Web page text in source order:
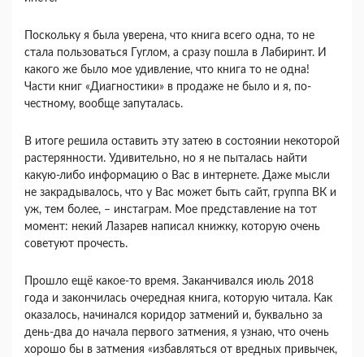
Поскольку я была уверена, что книга всего одна, то не
стала пользоваться Гуглом, а сразу пошла в Лабиринт. И
какого же было мое удивление, что книга то не одна!
Части книг «Диагностики» в продаже не было и я, по-
честному, вообще запуталась.
В итоге решила оставить эту затею в состоянии некоторой
растерянности. Удивительно, но я не пыталась найти
какую-либо информацию о Вас в интернете. Даже мысли
не закрадывалось, что у Вас может быть сайт, группа ВК и
уж, тем более, – инстаграм. Мое представление на тот
момент: некий Лазарев написал книжку, которую очень
советуют прочесть.
Прошло ещё какое-то время. Заканчивался июль 2018
года и закончилась очередная книга, которую читала. Как
оказалось, начинался коридор затмений и, буквально за
день-два до начала первого затмения, я узнаю, что очень
хорошо бы в затмения «избавляться от вредных привычек,